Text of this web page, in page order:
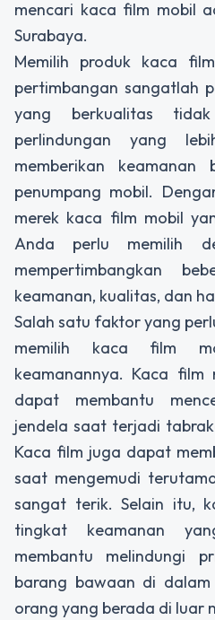
mencari kaca film mobil
Surabaya.
Memilih produk kaca
pertimbangan sangatlah
yang berkualitas
perlindungan yang
memberikan keamanan
penumpang mobil.
merek kaca film mobil
Anda perlu memilih
mempertimbangkan
keamanan, kualitas, dan
Salah satu faktor yang
memilih kaca film
keamanannya. Kaca film
dapat membantu
jendela saat terjadi
Kaca film juga dapat
saat mengemudi
sangat terik. Selain itu,
tingkat keamanan
membantu melindungi
barang bawaan di
orang yang berada di luar